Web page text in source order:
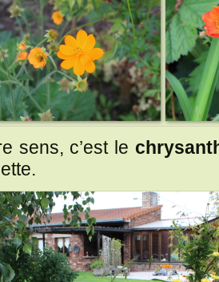
sens, c’est le